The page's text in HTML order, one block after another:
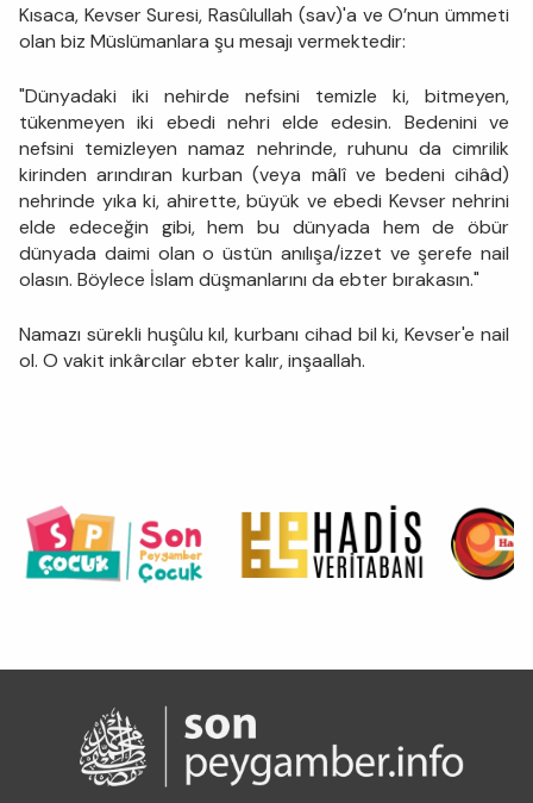
Kısaca, Kevser Suresi, Rasûlullah (sav)'a ve O’nun ümmeti
olan biz Müslümanlara şu mesajı vermektedir:
"Dünyadaki iki nehirde nefsini temizle ki, bitmeyen,
tükenmeyen iki ebedi nehri elde edesin. Bedenini ve
nefsini temizleyen namaz nehrinde, ruhunu da cimrilik
kirinden arındıran kurban (veya mâlî ve bedeni cihâd)
nehrinde yıka ki, ahirette, büyük ve ebedi Kevser nehrini
elde edeceğin gibi, hem bu dünyada hem de öbür
dünyada daimi olan o üstün anılışa/izzet ve şerefe nail
olasın. Böylece İslam düşmanlarını da ebter bırakasın."
Namazı sürekli huşûlu kıl, kurbanı cihad bil ki, Kevser'e nail
ol. O vakit inkârcılar ebter kalır, inşaallah.